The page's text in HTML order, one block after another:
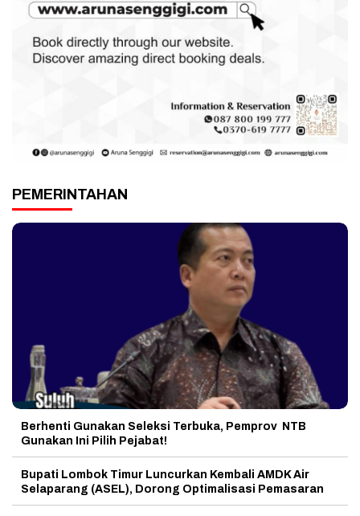
PEMERINTAHAN
Berhenti Gunakan Seleksi Terbuka, Pemprov NTB
Gunakan Ini Pilih Pejabat!
Bupati Lombok Timur Luncurkan Kembali AMDK Air
Selaparang (ASEL), Dorong Optimalisasi Pemasaran